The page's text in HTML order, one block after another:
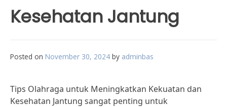
Kesehatan Jantung
Posted on November 30, 2024 by adminbas
Tips Olahraga untuk Meningkatkan Kekuatan dan
Kesehatan Jantung sangat penting untuk